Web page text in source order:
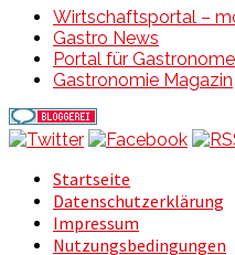
Wirtschaftsportal –
Gastro News
Portal für
Gastronomie Magazin
Startseite
Datenschutzerklärung
Impressum
Nutzungsbedingungen